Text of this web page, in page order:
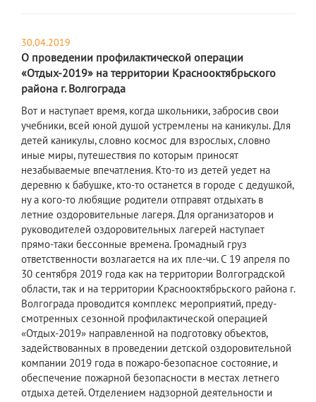
30.04.2019
О проведении профилактической операции
«Отдых-2019» на территории Краснооктябрьского
района г. Волгограда
Вот и наступает время, когда школьники, забросив свои
учебники, всей юной душой устремлены на каникулы. Для
детей каникулы, словно космос для взрослых, словно
иные миры, путешествия по которым приносят
незабываемые впечатления. Кто-то из детей уедет на
деревню к бабушке, кто-то останется в городе с дедушкой,
ну а кого-то любящие родители отправят отдыхать в
летние оздоровительные лагеря. Для организаторов и
руководителей оздоровительных лагерей наступает
прямо-таки бессонные времена. Громадный груз
ответственности возлагается на их пле-чи. С 19 апреля по
30 сентября 2019 года как на территории Волгоградской
области, так и на территории Краснооктябрьского района г.
Волгограда проводится комплекс мероприятий, преду-
смотренных сезонной профилактической операцией
«Отдых-2019» направленной на подготовку объектов,
задействованных в проведении детской оздоровительной
компании 2019 года в пожаро-безопасное состояние, и
обеспечение пожарной безопасности в местах летнего
отдыха детей. Отделением надзорной деятельности и